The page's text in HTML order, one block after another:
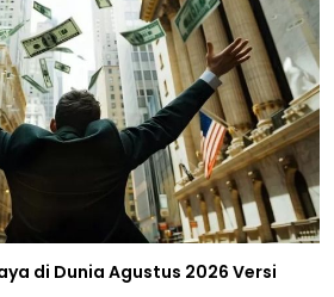
di Dunia Agustus 2026 Versi